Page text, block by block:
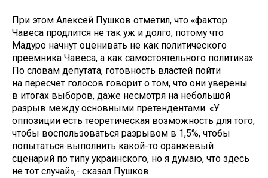
При этом Алексей Пушков отметил, что «фактор
Чавеса продлится не так уж и долго, потому что
Мадуро начнут оценивать не как политического
преемника Чавеса, а как самостоятельного политика».
По словам депутата, готовность властей пойти
на пересчет голосов говорит о том, что они уверены
в итогах выборов, даже несмотря на небольшой
разрыв между основными претендентами. «У
оппозиции есть теоретическая возможность для того,
чтобы воспользоваться разрывом в 1,5%, чтобы
попытаться выполнить какой-то оранжевый
сценарий по типу украинского, но я думаю, что здесь
не тот случай»,- сказал Пушков.